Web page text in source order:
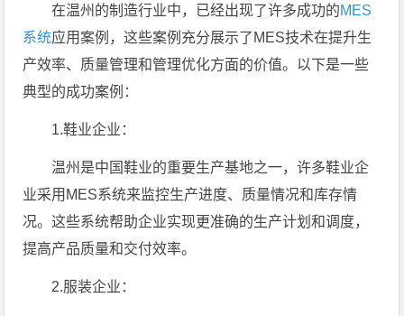
在温州的制造行业中，已经出现了许多成功的MES
系统应用案例，这些案例充分展示了MES技术在提升生
产效率、质量管理和管理优化方面的价值。以下是一些
典型的成功案例：
1.鞋业企业：
温州是中国鞋业的重要生产基地之一，许多鞋业企
业采用MES系统来监控生产进度、质量情况和库存情
况。这些系统帮助企业实现更准确的生产计划和调度，
提高产品质量和交付效率。
2.服装企业：